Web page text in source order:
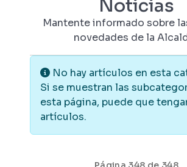
Noticias
Mantente informado sobre
novedades de la
Información
No hay artículos en esta
Si se muestran las
esta página, puede que
artículos.